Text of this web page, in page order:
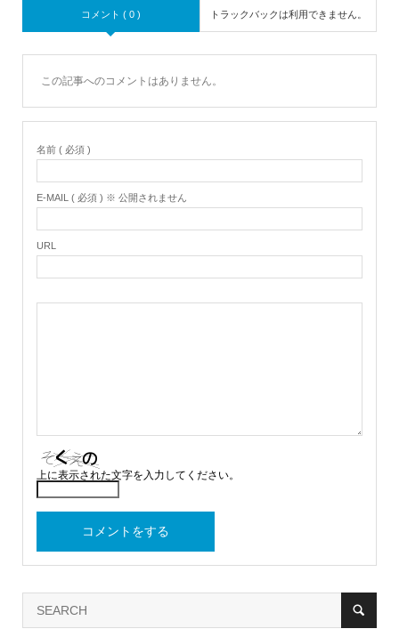
コメント ( 0 ) トラックバックは利用できません。
この記事へのコメントはありません。
名前 ( 必須 )
E-MAIL ( 必須 ) ※ 公開されません
URL
上に表示された文字を入力してください。